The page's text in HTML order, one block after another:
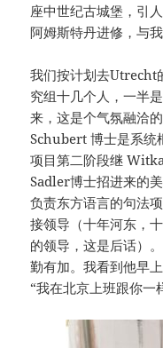
座中世纪古城堡，引
阿姆斯特丹进修，与
我们按计划去Utrecht
究组十几个人，一半
来，这是个气氛融洽
Schubert 博士是系统
项目第二阶段继
Sadler博士招进来的
负责东方语言的句法
接领导（十年河东，
的领导，这是后话）
勤有加。我看到他早
“我在北京上班跟你一